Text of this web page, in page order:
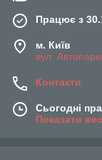
Працює з
м. Київ
вул.
Контакти
Сьогодні
Показати